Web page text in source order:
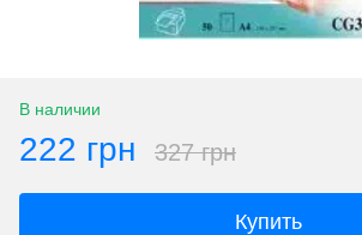
В наличии
222 грн 327 грн
Купить